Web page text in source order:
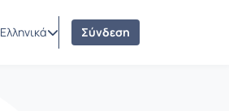
Ελληνικά Σύνδεση